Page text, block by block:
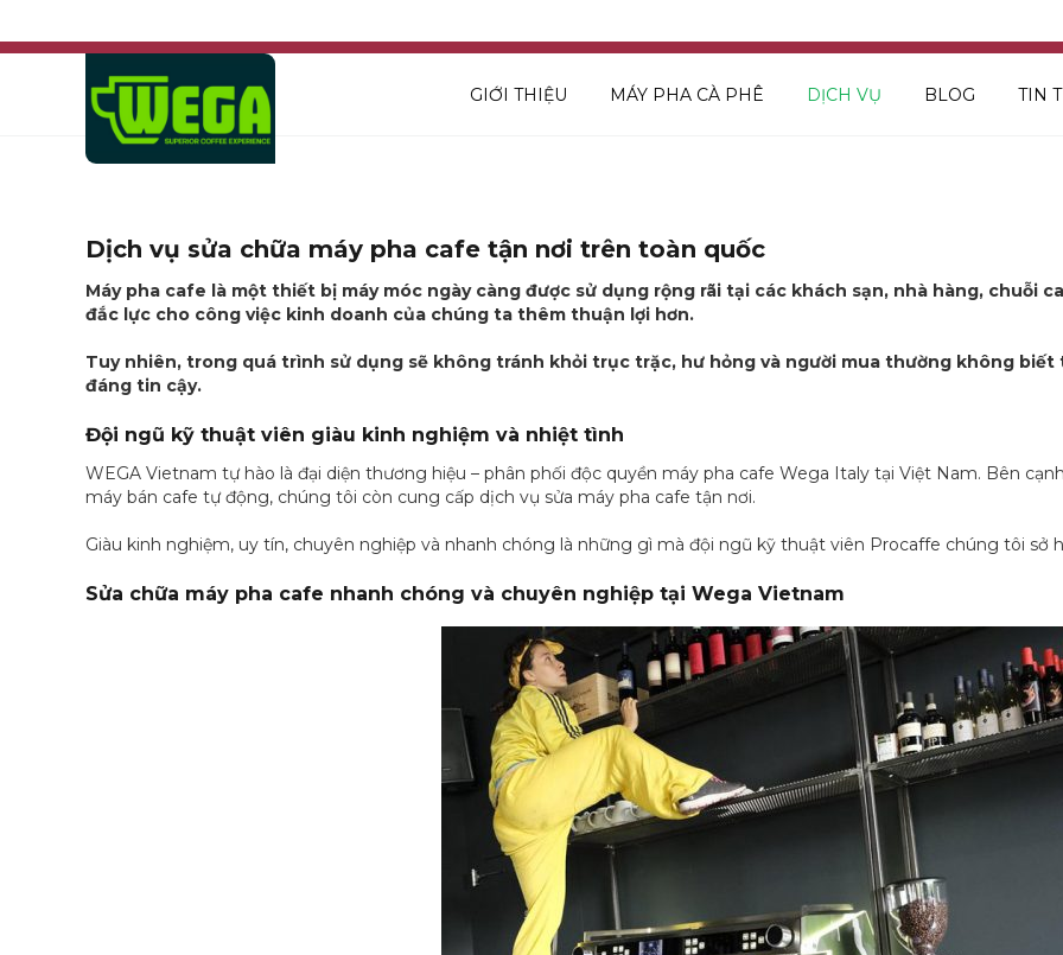
GIỚI THIỆU MÁY PHA CÀ PHÊ DỊCH VỤ BLOG TIN
Dịch vụ sửa chữa máy pha cafe tận nơi trên toàn quốc
Máy pha cafe là một thiết bị máy móc ngày càng được sử dụng rộng rãi tại các khách sạn, nhà hàng, chuỗi
đắc lực cho công việc kinh doanh của chúng ta thêm thuận lợi hơn.
Tuy nhiên, trong quá trình sử dụng sẽ không tránh khỏi trục trặc, hư hỏng và người mua thường không biết
đáng tin cậy.
Đội ngũ kỹ thuật viên giàu kinh nghiệm và nhiệt tình
WEGA Vietnam tự hào là đại diện thương hiệu – phân phối độc quyền máy pha cafe Wega Italy tại Việt Nam. Bên
máy bán cafe tự động, chúng tôi còn cung cấp dịch vụ sửa máy pha cafe tận nơi.
Giàu kinh nghiệm, uy tín, chuyên nghiệp và nhanh chóng là những gì mà đội ngũ kỹ thuật viên Procaffe chúng tôi sở
Sửa chữa máy pha cafe nhanh chóng và chuyên nghiệp tại Wega Vietnam